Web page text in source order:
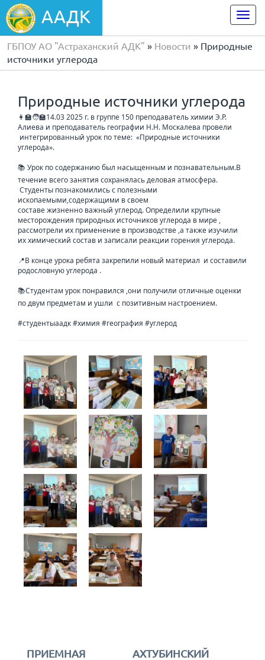
ААДК
ГБПОУ АО "Астраханский АДК" » Новости » Природные
источники углерода
Природные источники углерода
👩‍🏫🧑‍🏫14.03 2025 г. в группе 150 преподаватель химии Э.Р.
Алиева и преподаватель географии Н.Н. Москалева провели
интегрированный урок по теме: «Природные источники
углерода».
📚 Урок по содержанию был насыщенным и познавательным.В
течение всего занятия сохранялась деловая атмосфера.
Студенты познакомились с полезными
ископаемыми,содержащими в своем
составе жизненно важный углерод. Определили крупные
месторождения природных источников углерода в мире ,
рассмотрели их применение в производстве ,а также изучили
их химический состав и записали реакции горения углерода.
📍В конце урока ребята закрепили новый материал и составили
родословную углерода .
📚Студентам урок понравился ,они получили отличные оценки
по двум предметам и ушли с позитивным настроением.
#студентыаадк #химия #география #углерод
ПРИЕМНАЯ
АХТУБИНСКИЙ